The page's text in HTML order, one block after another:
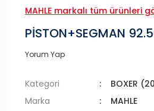
MAHLE markalı tüm ürünleri
PİSTON+SEGMAN
Yorum Yap
Kategori
BOXER
Marka
MAHLE